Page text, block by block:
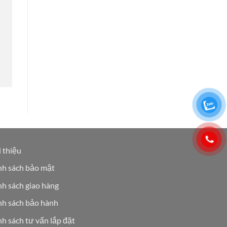
thiệu
sách bảo mật
sách giao hàng
sách bảo hành
sách tư vấn lắp đặt